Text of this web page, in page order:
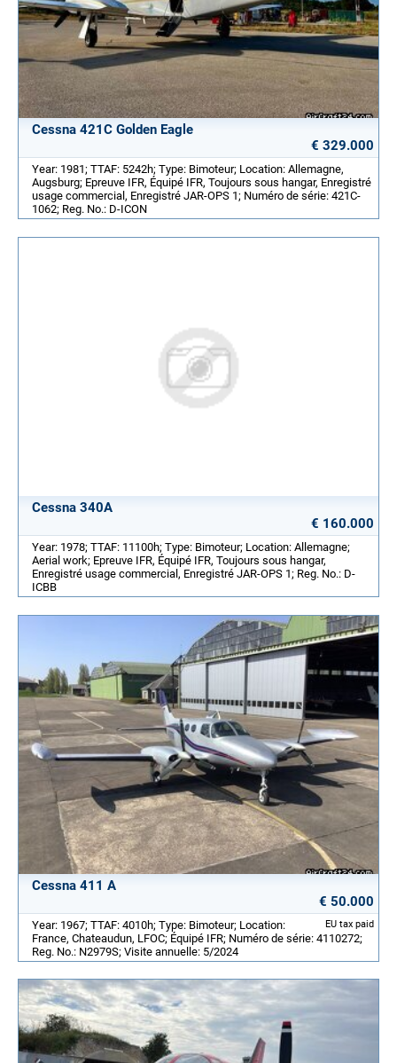
Cessna 421C Golden Eagle
€ 329.000
Year: 1981; TTAF: 5242h; Type: Bimoteur; Location: Allemagne,
Augsburg; Epreuve IFR, Équipé IFR, Toujours sous hangar, Enregistré
usage commercial, Enregistré JAR-OPS 1; Numéro de série: 421C-
1062; Reg. No.: D-ICON
Cessna 340A
€ 160.000
Year: 1978; TTAF: 11100h; Type: Bimoteur; Location: Allemagne;
Aerial work; Epreuve IFR, Équipé IFR, Toujours sous hangar,
Enregistré usage commercial, Enregistré JAR-OPS 1; Reg. No.: D-
ICBB
Cessna 411 A
€ 50.000
EU tax paid
Year: 1967; TTAF: 4010h; Type: Bimoteur; Location:
France, Chateaudun, LFOC; Équipé IFR; Numéro de série: 4110272;
Reg. No.: N2979S; Visite annuelle: 5/2024